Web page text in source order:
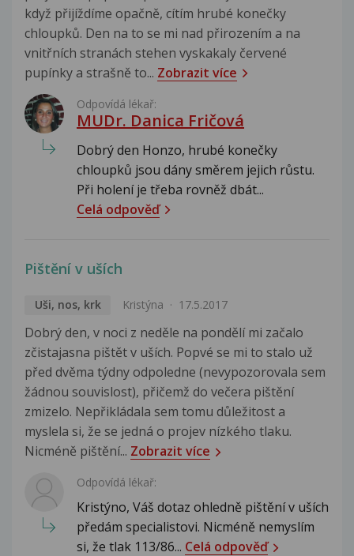
když přijíždíme opačně, cítím hrubé konečky
chloupků. Den na to se mi nad přirozením a na
vnitřních stranách stehen vyskakaly červené
pupínky a strašně to... Zobrazit více
Odpovídá lékař:
MUDr. Danica Fričová
Dobrý den Honzo, hrubé konečky
chloupků jsou dány směrem jejich růstu.
Při holení je třeba rovněž dbát...
Celá odpověď
Pištění v uších
Uši, nos, krk Kristýna 17.5.2017
Dobrý den, v noci z neděle na pondělí mi začalo
zčistajasna pištět v uších. Popvé se mi to stalo už
před dvěma týdny odpoledne (nevypozorovala sem
žádnou souvislost), přičemž do večera pištění
zmizelo. Nepřikládala sem tomu důležitost a
myslela si, že se jedná o projev nízkého tlaku.
Nicméně pištění... Zobrazit více
Odpovídá lékař:
Kristýno, Váš dotaz ohledně pištění v uších
předám specialistovi. Nicméně nemyslím
si, že tlak 113/86... Celá odpověď